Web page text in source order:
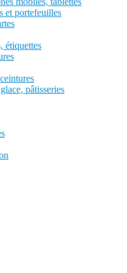
et portefeuilles
étiquettes
pâtisseries